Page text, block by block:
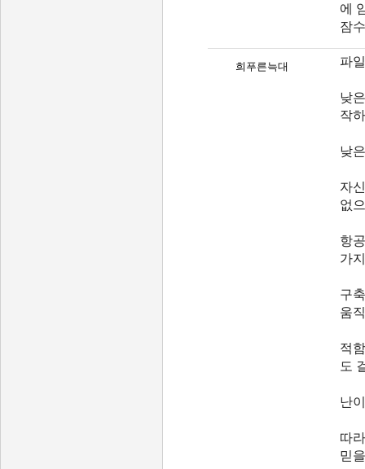
에
잠
희푸른늑대 파
낮
작
낮
자
없
항
가
구
움
적
도
난
따
믿